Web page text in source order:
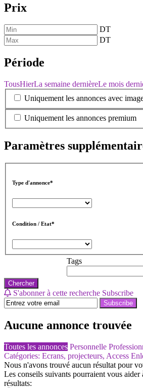
Prix
DT
DT
Période
TousHierLa semaine dernièreLe mois
Uniquement les annonces avec
Uniquement les annonces premium
Paramètres
Type d'annonce*
Condition / Etat*
Tags
Chercher
S'abonner à cette recherche Subscribe
Subscribe
Aucune annonce trouvée
Toutes les annonces Personnelle
Catégories: Ecrans, projecteurs, Access
Nous n'avons trouvé aucun résultat pour
Les conseils suivants pourraient vous aider
résultats: